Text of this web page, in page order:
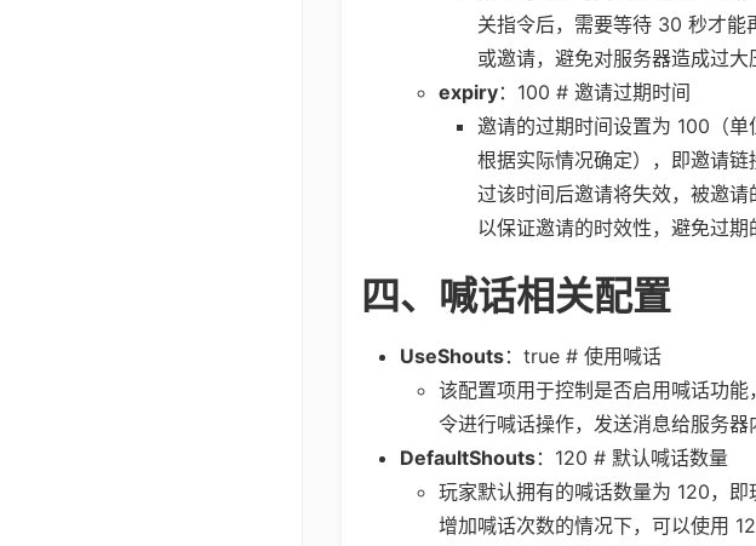
关指令后，需要等待 30 秒才能
或邀请，避免对服务器造成过大
expiry：100 # 邀请过期时间
邀请的过期时间设置为 100（
根据实际情况确定），即邀请
过该时间后邀请将失效，被邀
以保证邀请的时效性，避免过期
四、喊话相关配置
UseShouts：true # 使用喊话
该配置项用于控制是否启用喊话功
令进行喊话操作，发送消息给服务器
DefaultShouts：120 # 默认喊话数量
玩家默认拥有的喊话数量为 120，即
增加喊话次数的情况下，可以使用